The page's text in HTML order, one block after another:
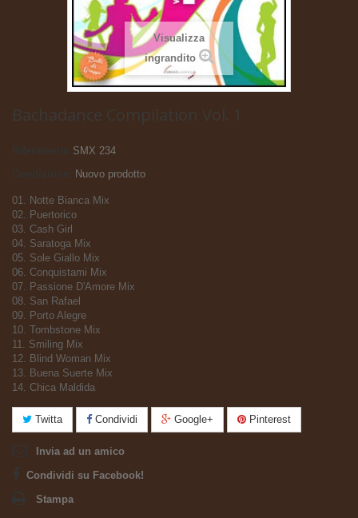
Visualizza
ingrandito
Bachadance Compilation Vol. 1
Riferimento
SMX 234
Nuovo prodotto
01. Notte Bianca Mix
02. Puertorico
03. Cash Girl
04. Saratoga Mix
05. Sole Giallo Mix
06. Conquistami Mix
07. Passione D'Amore Mix
08. San Rafael
09. Porto Alegre
10. Tombstone Mix
11. Smiling Mix
12. Blind Woman Mix
13. Buena Suerte Mix
14. Chica Maldida
Twitta Condividi Google+ Pinterest
Invia ad un amico
Condividi su Facebook!
Stampa